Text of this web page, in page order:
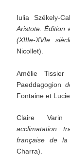
Iulia Székely-
Aristote. Édition
(XIIIe-XVIe
Nicollet).
Amélie
Paeddagogion
Fontaine et
Claire Varin
acclimatation :
française de la
Charra).